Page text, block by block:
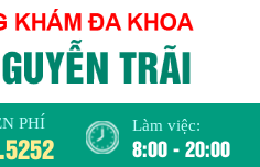
PHÍ Làm việc:
8:00 - 20:00